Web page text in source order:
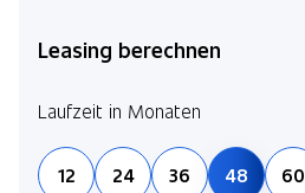
Leasing berechnen
Laufzeit in Monaten
12 24 36 48
60